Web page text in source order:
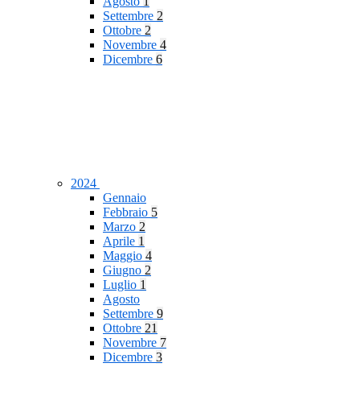
Settembre 2
Ottobre 2
Novembre 4
Dicembre 6
2024
Gennaio
Febbraio 5
Marzo 2
Aprile 1
Maggio 4
Giugno 2
Luglio 1
Agosto
Settembre 9
Ottobre 21
Novembre 7
Dicembre 3